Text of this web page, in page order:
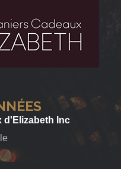
d'Elizabeth Inc